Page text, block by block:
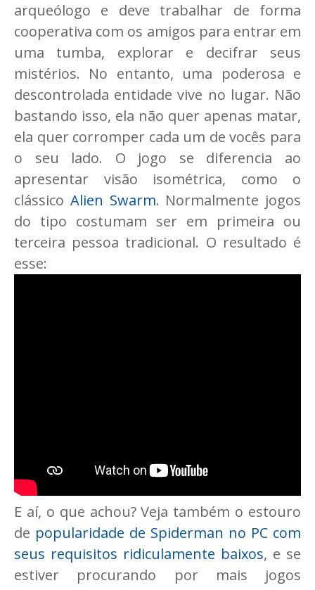
arqueólogo e deve trabalhar de forma
cooperativa com os amigos para entrar em
uma tumba, explorar e decifrar seus
mistérios. No entanto, uma poderosa e
descontrolada entidade vive no lugar. Não
bastando isso, ela não quer apenas matar,
ela quer corromper cada um de vocês para
o seu lado. O jogo se diferencia ao
apresentar visão isométrica, como o
clássico Alien Swarm. Normalmente jogos
do tipo costumam ser em primeira ou
terceira pessoa tradicional. O resultado é
esse:
E aí, o que achou? Veja também o estouro
de popularidade de Spiderman no PC com
seus requisitos ridiculamente baixos, e se
estiver procurando por mais jogos